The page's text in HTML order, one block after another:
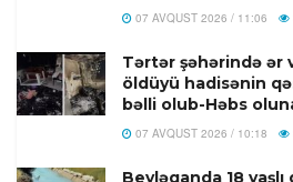
07 AVQUST 2026 / 11:06
Tərtər şəhərində ər
öldüyü hadisənin
bəlli olub-Həbs
07 AVQUST 2026 / 10:18
Beyləqanda 18